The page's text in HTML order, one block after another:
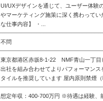
UI/UXデザインを通じて、ユーザー体験
やマーケティング施策に深く携わってい
な仕事内容】 ・...
不問
東京都港区赤坂8-1-22 NMF青山一丁目
出社を組み合わせてよりパフォーマンス
タイルを推奨しています 屋内原則禁煙（
想定年収：400-700万円 ※待遇は経験、